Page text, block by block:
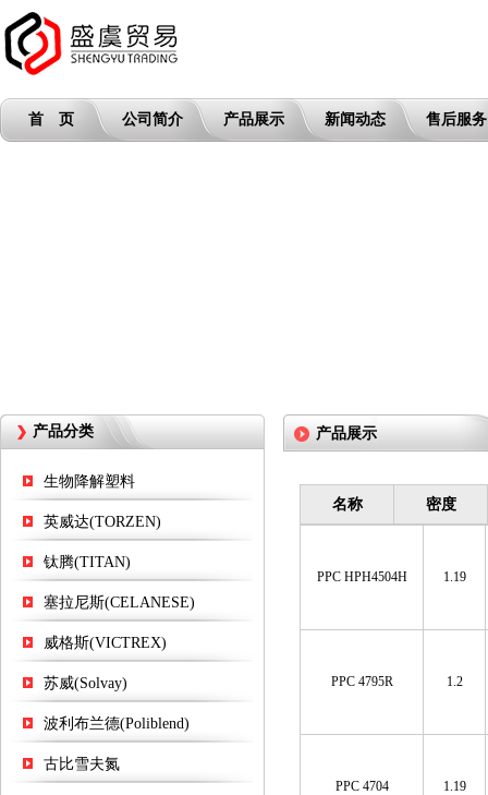
首 页 公司简介 产品展示 新闻动态 售后服务
产品分类
生物降解塑料
英威达(TORZEN)
钛腾(TITAN)
塞拉尼斯(CELANESE)
威格斯(VICTREX)
苏威(Solvay)
波利布兰德(Poliblend)
古比雪夫氮
产品展示
名称 密度
PPC HPH4504H 1.19
PPC 4795R 1.2
PPC 4704 1.19